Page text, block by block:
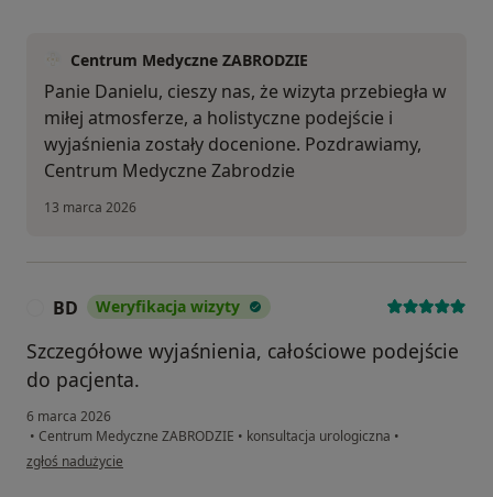
Centrum Medyczne ZABRODZIE
Panie Danielu, cieszy nas, że wizyta przebiegła w
miłej atmosferze, a holistyczne podejście i
wyjaśnienia zostały docenione. Pozdrawiamy,
Centrum Medyczne Zabrodzie
13 marca 2026
BD Weryfikacja wizyty
Szczegółowe wyjaśnienia, całościowe podejście
do pacjenta.
6 marca 2026
• Centrum Medyczne ZABRODZIE • konsultacja urologiczna •
w opinii użytkownika BD
zgłoś nadużycie